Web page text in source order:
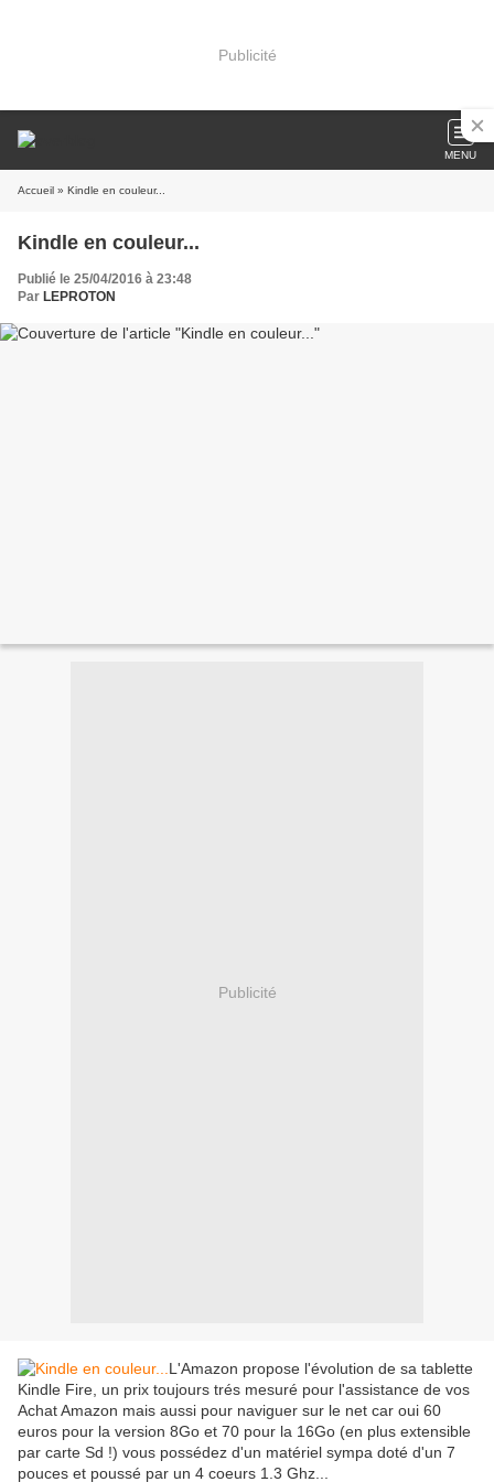
Publicité
MENU
Accueil » Kindle en couleur...
Kindle en couleur...
Publié le 25/04/2016 à 23:48
Par LEPROTON
Publicité
L'Amazon propose l'évolution de sa tablette
Kindle Fire, un prix toujours trés mesuré pour l'assistance de vos
Achat Amazon mais aussi pour naviguer sur le net car oui 60
euros pour la version 8Go et 70 pour la 16Go (en plus extensible
par carte Sd !) vous possédez d'un matériel sympa doté d'un 7
pouces et poussé par un 4 coeurs 1.3 Ghz...